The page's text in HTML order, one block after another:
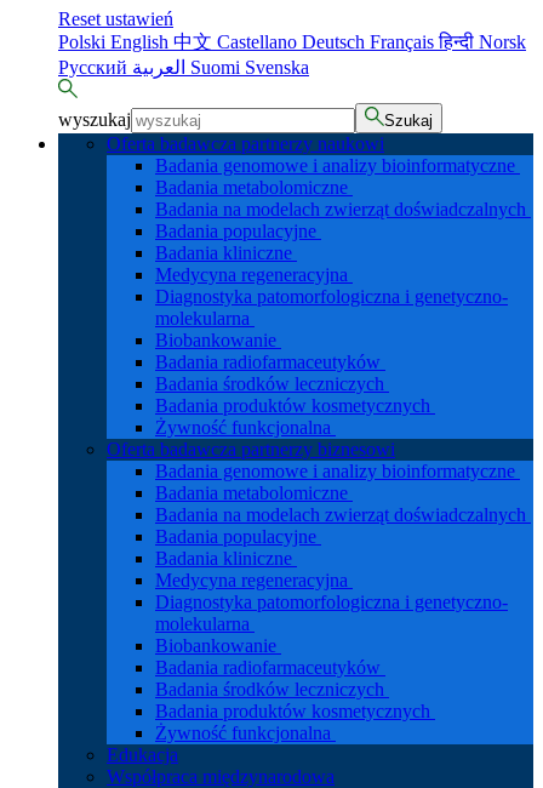
Reset ustawień
Polski English 中文 Castellano Deutsch Françaisहिन्दी Norsk
Русский
Suomi Svenska
wyszukaj Szukaj
Oferta badawcza partnerzy naukowi
Badania genomowe i analizy bioinformatyczne
Badania metabolomiczne
Badania na modelach zwierząt doświadczalnych
Badania populacyjne
Badania kliniczne
Medycyna regeneracyjna
Diagnostyka patomorfologiczna i genetyczno-
molekularna
Biobankowanie
Badania radiofarmaceutyków
Badania środków leczniczych
Badania produktów kosmetycznych
Żywność funkcjonalna
Oferta badawcza partnerzy biznesowi
Badania genomowe i analizy bioinformatyczne
Badania metabolomiczne
Badania na modelach zwierząt doświadczalnych
Badania populacyjne
Badania kliniczne
Medycyna regeneracyjna
Diagnostyka patomorfologiczna i genetyczno-
molekularna
Biobankowanie
Badania radiofarmaceutyków
Badania środków leczniczych
Badania produktów kosmetycznych
Żywność funkcjonalna
Edukacja
Współpraca międzynarodowa